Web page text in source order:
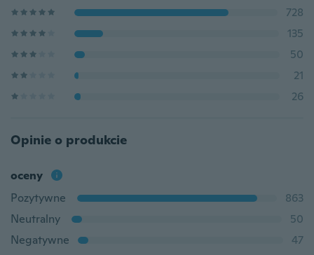
728
135
50
21
26
Opinie o produkcie
oceny
Pozytywne
863
Neutralny
50
Negatywne
47